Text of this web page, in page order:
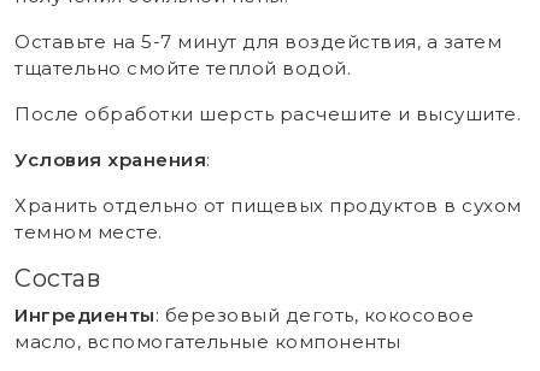
Оставьте на 5-7 минут для воздействия, а затем
тщательно смойте теплой водой.
После обработки шерсть расчешите и высушите.
Условия хранения:
Хранить отдельно от пищевых продуктов в сухом
темном месте.
Состав
Ингредиенты: березовый деготь, кокосовое
масло, вспомогательные компоненты